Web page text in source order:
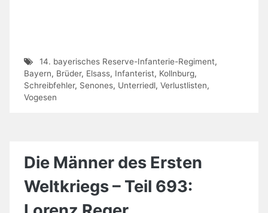
14. bayerisches Reserve-Infanterie-Regiment,
Bayern, Brüder, Elsass, Infanterist, Kollnburg,
Schreibfehler, Senones, Unterriedl, Verlustlisten,
Vogesen
Die Männer des Ersten
Weltkriegs – Teil 693: